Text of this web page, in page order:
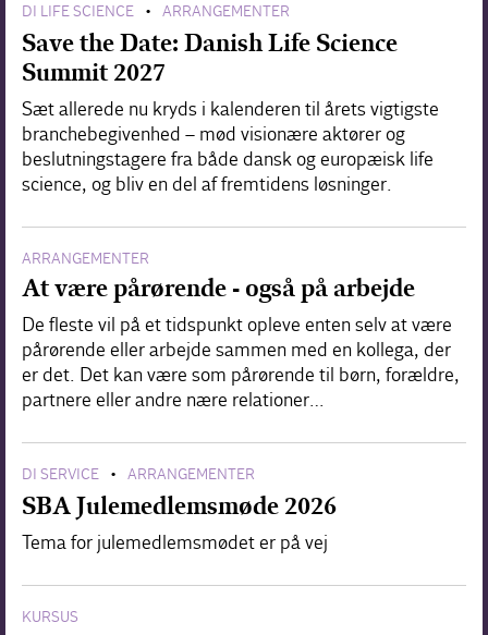
DI LIFE SCIENCE • ARRANGEMENTER
Save the Date: Danish Life Science
Summit 2027
Sæt allerede nu kryds i kalenderen til årets vigtigste
branchebegivenhed – mød visionære aktører og
beslutningstagere fra både dansk og europæisk life
science, og bliv en del af fremtidens løsninger.
ARRANGEMENTER
At være pårørende - også på arbejde
De fleste vil på et tidspunkt opleve enten selv at være
pårørende eller arbejde sammen med en kollega, der
er det. Det kan være som pårørende til børn, forældre,
partnere eller andre nære relationer…
DI SERVICE • ARRANGEMENTER
SBA Julemedlemsmøde 2026
Tema for julemedlemsmødet er på vej
KURSUS